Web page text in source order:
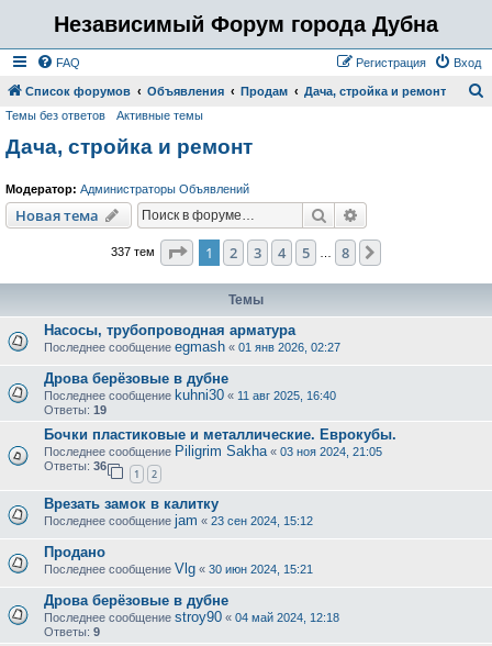
Независимый Форум города Дубна
FAQ Вход
Регистрация
Список форумов Объявления Продам Дача, стройка и ремонт
Темы без ответов Активные темы
Дача, стройка и ремонт
Модератор: Администраторы Объявлений
Новая тема Поиск
337 тем Страница из
1 2 3 4 5 8
Темы
Насосы, трубопроводная арматура
Последнее сообщение egmash « 01 янв 2026, 02:27
Дрова берёзовые в дубне
Последнее сообщение kuhni30 « 11 авг 2025, 16:40
Ответы: 19
Бочки пластиковые и металлические. Еврокубы.
Последнее сообщение Piligrim Sakha « 03 ноя 2024, 21:05
Ответы: 36
1 2
Врезать замок в калитку
Последнее сообщение jam « 23 сен 2024, 15:12
Продано
Последнее сообщение Vlg « 30 июн 2024, 15:21
Дрова берёзовые в дубне
Последнее сообщение stroy90 « 04 май 2024, 12:18
Ответы: 9